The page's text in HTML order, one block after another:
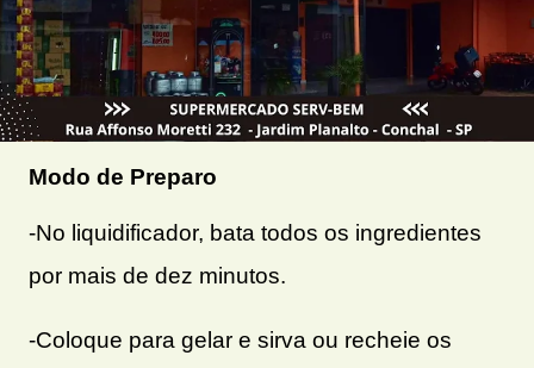
Modo de Preparo
-No liquidificador, bata todos os ingredientes
por mais de dez minutos.
-Coloque para gelar e sirva ou recheie os